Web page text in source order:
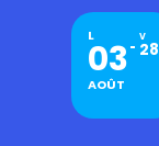
L
03
AOÛT
V
28